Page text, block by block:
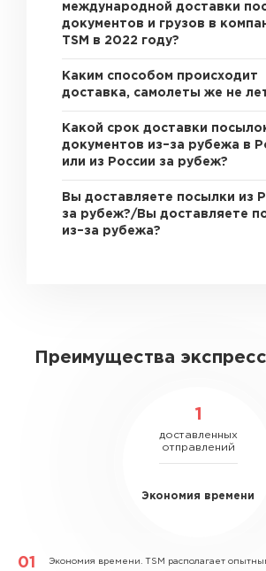
международной доставки
документов и грузов в
TSM в 2022 году?
Каким способом происходит
доставка, самолеты же не
Какой срок доставки
документов из–за рубежа в
или из России за рубеж?
Вы доставляете посылки из
за рубеж?/Вы доставляете
из–за рубежа?
Преимущества
1
доставленных
отправлений
Экономия времени
Экономия времени. TSM располагает